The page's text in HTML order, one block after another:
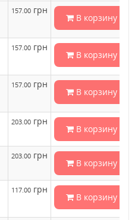
157.00 грн
В корзину
157.00 грн
В корзину
157.00 грн
В корзину
203.00 грн
В корзину
203.00 грн
В корзину
117.00 грн
В корзину